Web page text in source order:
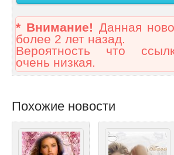
* Внимание! Данная
более 2 лет назад.
Вероятность что
очень низкая.
Похожие новости